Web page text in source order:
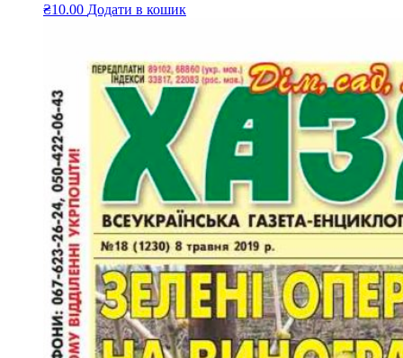
₴10.00 Додати в кошик